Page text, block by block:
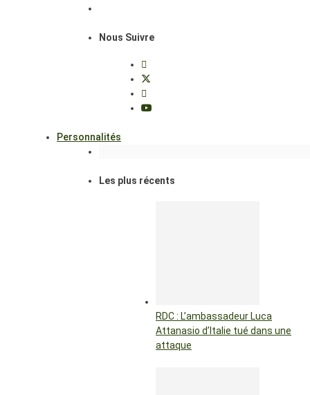
Nous Suivre
Personnalités
Les plus récents
RDC : L’ambassadeur Luca
Attanasio d’Italie tué dans une
attaque